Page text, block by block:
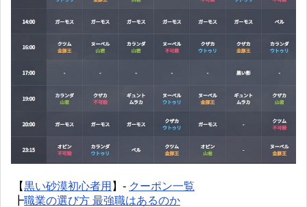
【黒い砂漠初心者用 】- クーポン一覧
┣職業の選び方 最強職はあるのか